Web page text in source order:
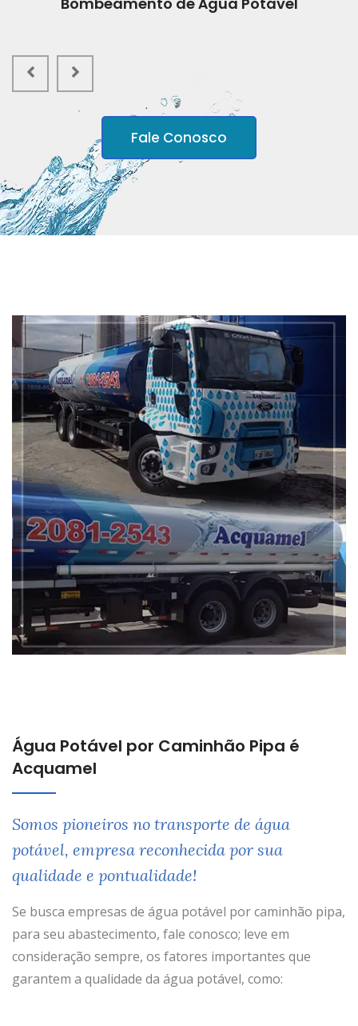
Fale Conosco
Água Potável por Caminhão Pipa é
Acquamel
Somos pioneiros no transporte de água
potável, empresa reconhecida por sua
qualidade e pontualidade!
Se busca empresas de água potável por caminhão pipa,
para seu abastecimento, fale conosco; leve em
consideração sempre, os fatores importantes que
garantem a qualidade da água potável, como: